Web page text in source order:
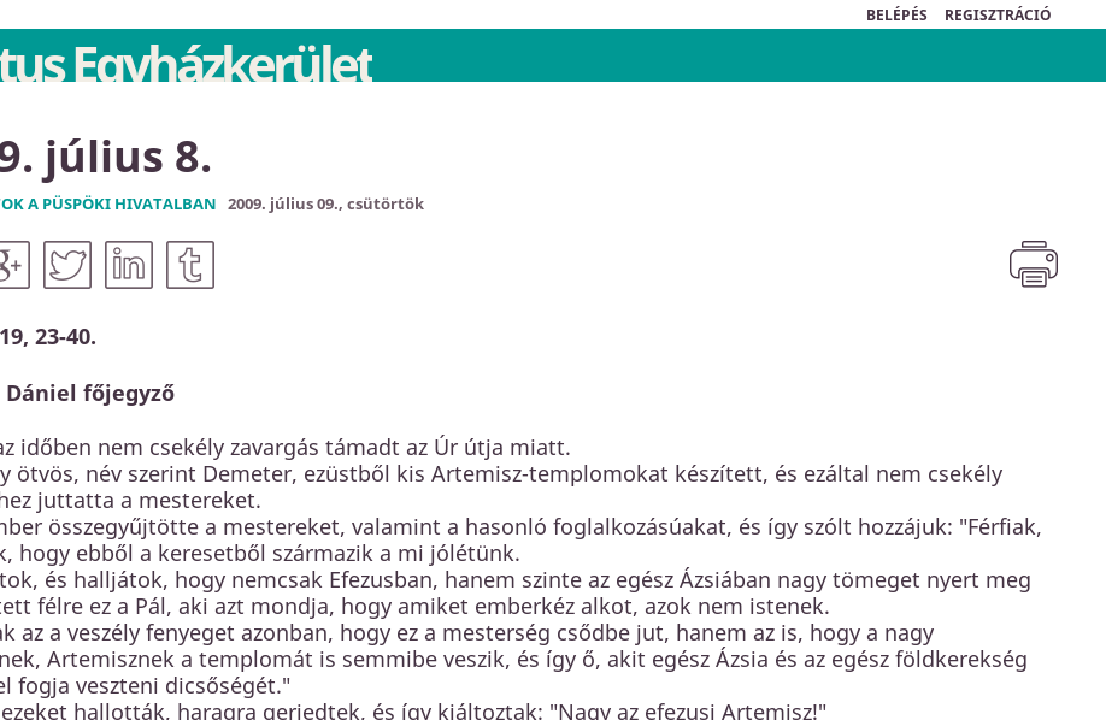
BELÉPÉS REGISZTRÁCIÓ
Egyházkerület
július 8.
A PÜSPÖKI HIVATALBAN 2009. július 09., csütörtök
23-40.
főjegyző
időben nem csekély zavargás támadt az Úr útja miatt.
ötvös, név szerint Demeter, ezüstből kis Artemisz-templomokat készített, és ezáltal nem csekély
juttatta a mestereket.
összegyűjtötte a mestereket, valamint a hasonló foglalkozásúakat, és így szólt hozzájuk: "Férfiak,
hogy ebből a keresetből származik a mi jólétünk.
és halljátok, hogy nemcsak Efezusban, hanem szinte az egész Ázsiában nagy tömeget nyert meg
félre ez a Pál, aki azt mondja, hogy amiket emberkéz alkot, azok nem istenek.
az a veszély fenyeget azonban, hogy ez a mesterség csődbe jut, hanem az is, hogy a nagy
Artemisznek a templomát is semmibe veszik, és így ő, akit egész Ázsia és az egész földkerekség
fogja veszteni dicsőségét."
hallották, haragra gerjedtek, és így kiáltoztak: "Nagy az efezusi Artemisz!"